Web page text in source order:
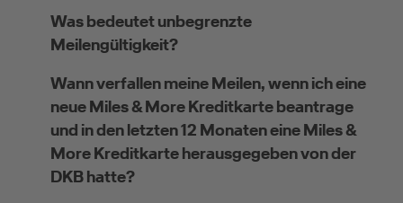
Was bedeutet unbegrenzte
Meilengültigkeit?
Wann verfallen meine Meilen, wenn ich eine
neue Miles & More Kreditkarte beantrage
und in den letzten 12 Monaten eine Miles &
More Kreditkarte herausgegeben von der
DKB hatte?